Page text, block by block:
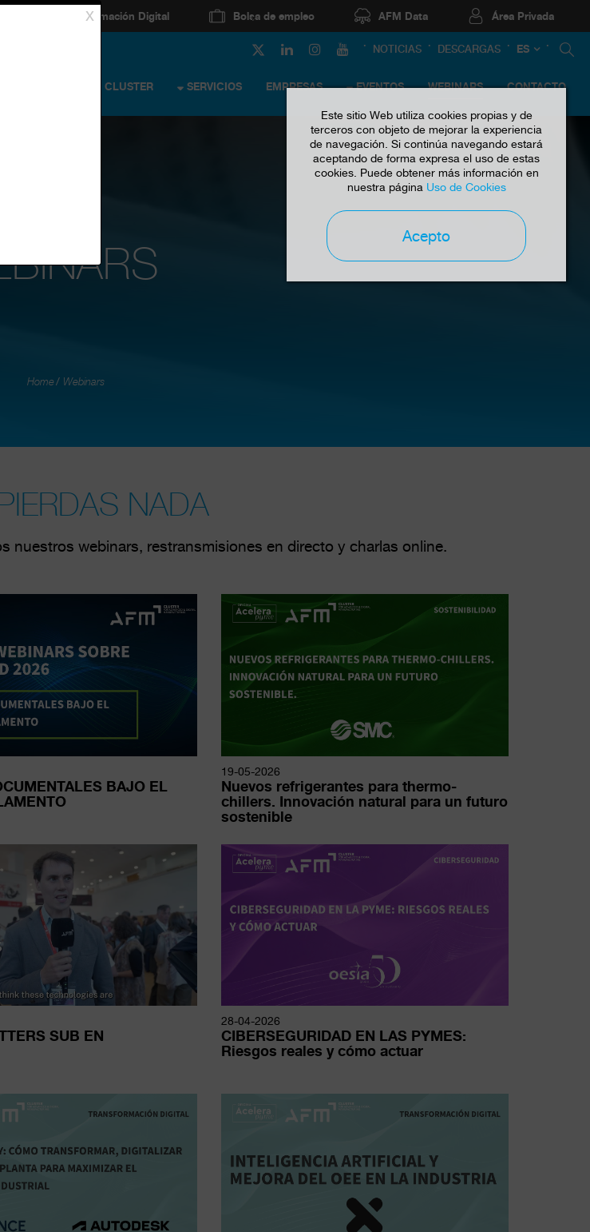
Transformación Digital Bolsa de empleo AFM Data Área Privada
NOTICIAS DESCARGAS ES
AFM CLUSTER SERVICIOS EMPRESAS EVENTOS WEBINARS CONTACTO
Este sitio Web utiliza cookies propias y de
terceros con objeto de mejorar la experiencia
de navegación. Si continúa navegando estará
aceptando de forma expresa el uso de estas
cookies. Puede obtener más información en
nuestra página Uso de Cookies
Acepto
Home Webinars
NADA
nuestros webinars, restransmisiones en directo y charlas online.
BAJO EL
19-05-2026
Nuevos refrigerantes para thermo-
chillers. Innovación natural para un futuro
sostenible
SUB EN
28-04-2026
CIBERSEGURIDAD EN LAS PYMES:
Riesgos reales y cómo actuar